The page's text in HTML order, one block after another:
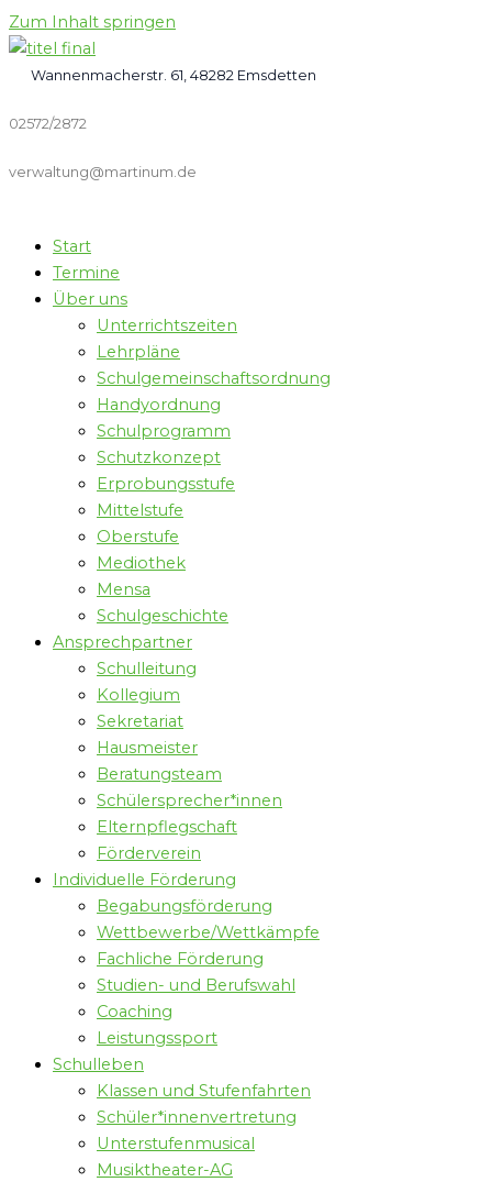
Zum Inhalt springen
Wannenmacherstr. 61, 48282 Emsdetten
02572/2872
verwaltung@martinum.de
Start
Termine
Über uns
Unterrichtszeiten
Lehrpläne
Schulgemeinschaftsordnung
Handyordnung
Schulprogramm
Schutzkonzept
Erprobungsstufe
Mittelstufe
Oberstufe
Mediothek
Mensa
Schulgeschichte
Ansprechpartner
Schulleitung
Kollegium
Sekretariat
Hausmeister
Beratungsteam
Schülersprecher*innen
Elternpflegschaft
Förderverein
Individuelle Förderung
Begabungsförderung
Wettbewerbe/Wettkämpfe
Fachliche Förderung
Studien- und Berufswahl
Coaching
Leistungssport
Schulleben
Klassen und Stufenfahrten
Schüler*innenvertretung
Unterstufenmusical
Musiktheater-AG